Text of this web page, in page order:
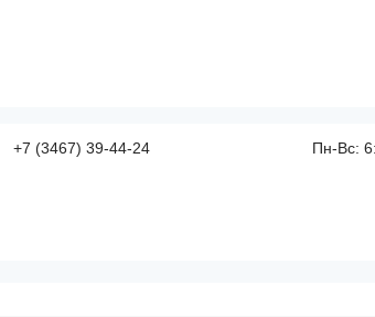
+7 (3467) 39-44-24 Пн-Вс: